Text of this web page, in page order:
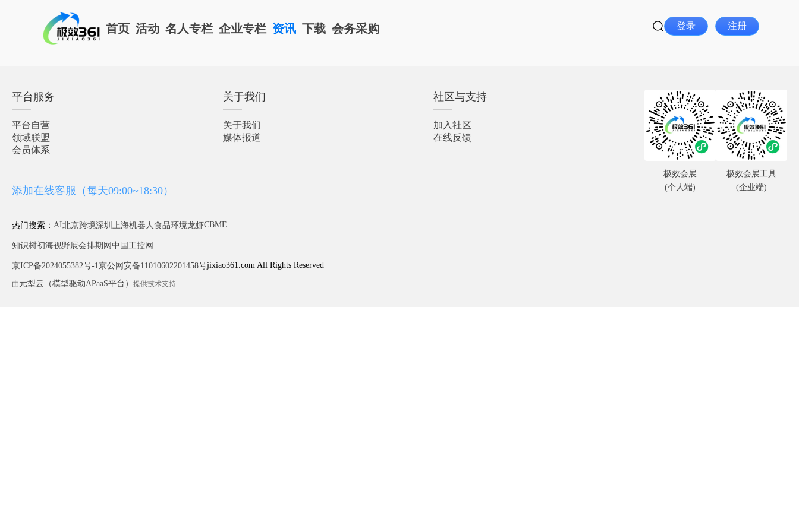
首页 活动 名人专栏 企业专栏 资讯 下载 会务采购 登录 注册
平台服务
平台自营
领域联盟
会员体系
关于我们
关于我们
媒体报道
社区与支持
加入社区
在线反馈
添加在线客服（每天09:00~18:30）
热门搜索： AI北京跨境深圳 上海机器人食品环境龙虾CBME
知识树初海视野展会排期网 中国工控网
京ICP备2024055382号-1京公网安备11010602201458号jixiao361.com All Rights Reserved
由元型云（模型驱动APaaS平台） 提供技术支持
极效会展
(个人端)
极效会展工具
(企业端)